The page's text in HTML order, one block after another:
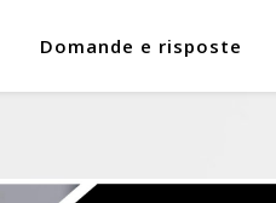
Domande e risposte